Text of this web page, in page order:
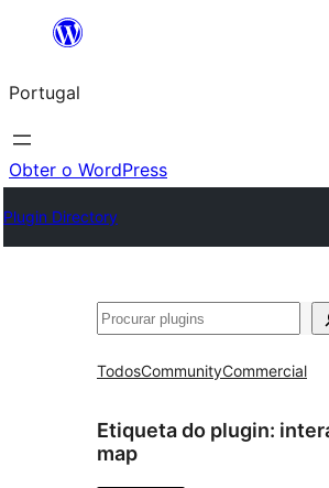
Saltar
o
conteúdo
Portugal
Obter o WordPress
Plugin Directory
Pesquisar
TodosCommunityCommercial
Etiqueta do plugin:
map